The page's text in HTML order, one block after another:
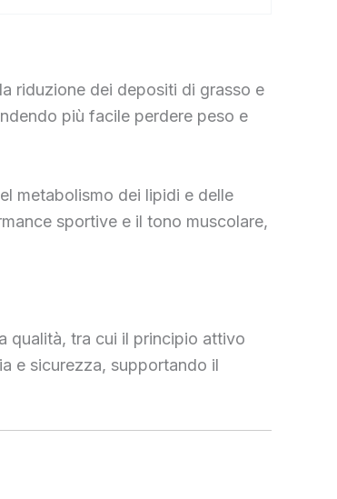
riduzione dei depositi di grasso e
più facile perdere peso e
metabolismo dei lipidi e delle
sportive e il tono muscolare,
qualità, tra cui il principio attivo
e sicurezza, supportando il